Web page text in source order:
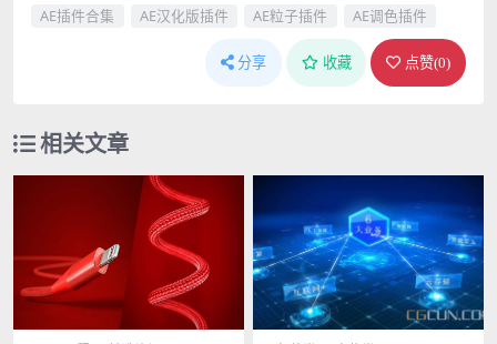
AE插件合集
AE汉化版插件 AE粒子插件 AE调色插件
分享 收藏 点赞(0)
相关文章